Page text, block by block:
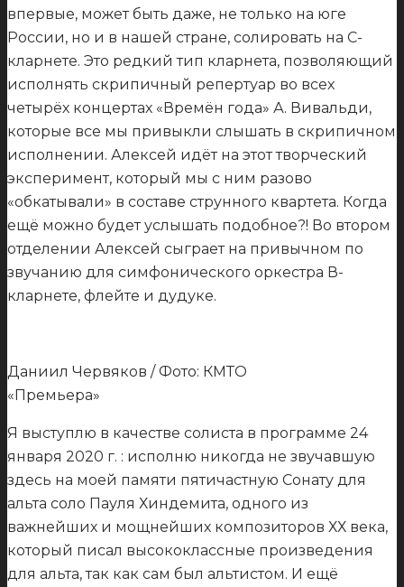
впервые, может быть даже, не только на юге
России, но и в нашей стране, солировать на С-
кларнете. Это редкий тип кларнета, позволяющий
исполнять скрипичный репертуар во всех
четырёх концертах «Времён года» А. Вивальди,
которые все мы привыкли слышать в скрипичном
исполнении. Алексей идёт на этот творческий
эксперимент, который мы с ним разово
«обкатывали» в составе струнного квартета. Когда
ещё можно будет услышать подобное?! Во втором
отделении Алексей сыграет на привычном по
звучанию для симфонического оркестра В-
кларнете, флейте и дудуке.
Даниил Червяков / Фото: КМТО
«Премьера»
Я выступлю в качестве солиста в программе 24
января 2020 г. : исполню никогда не звучавшую
здесь на моей памяти пятичастную Сонату для
альта соло Пауля Хиндемита, одного из
важнейших и мощнейших композиторов ХХ века,
который писал высококлассные произведения
для альта, так как сам был альтистом. И ещё